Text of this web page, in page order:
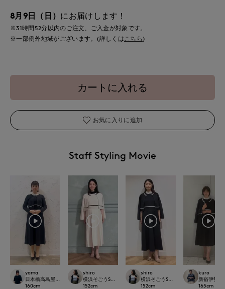
8月9日（日） にお届けします！
※31時間 52分以内のご注文、ご入金が対象です。
※一部例外地域がございます。(詳しくはこちら )
カートに入れる
お気に入りに追加
Staff Styling Movie
yama
日本橋高島屋SC SUPERIOR CLOSET
160cm
shiro
横浜そごうSUPERIOR CLOSET
152cm
shiro
横浜そごうSUPERIOR CLOSET
152cm
kuro
新宿伊勢丹
165cm